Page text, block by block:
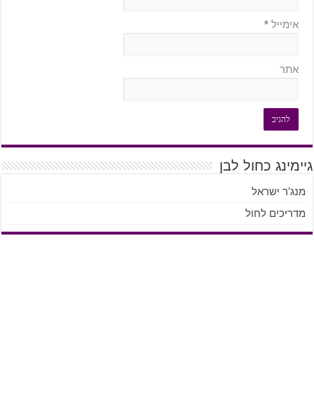
אימייל *
אתר
גיימינג כחול לבן
מנג'ר ישראל
מדריכים לחול